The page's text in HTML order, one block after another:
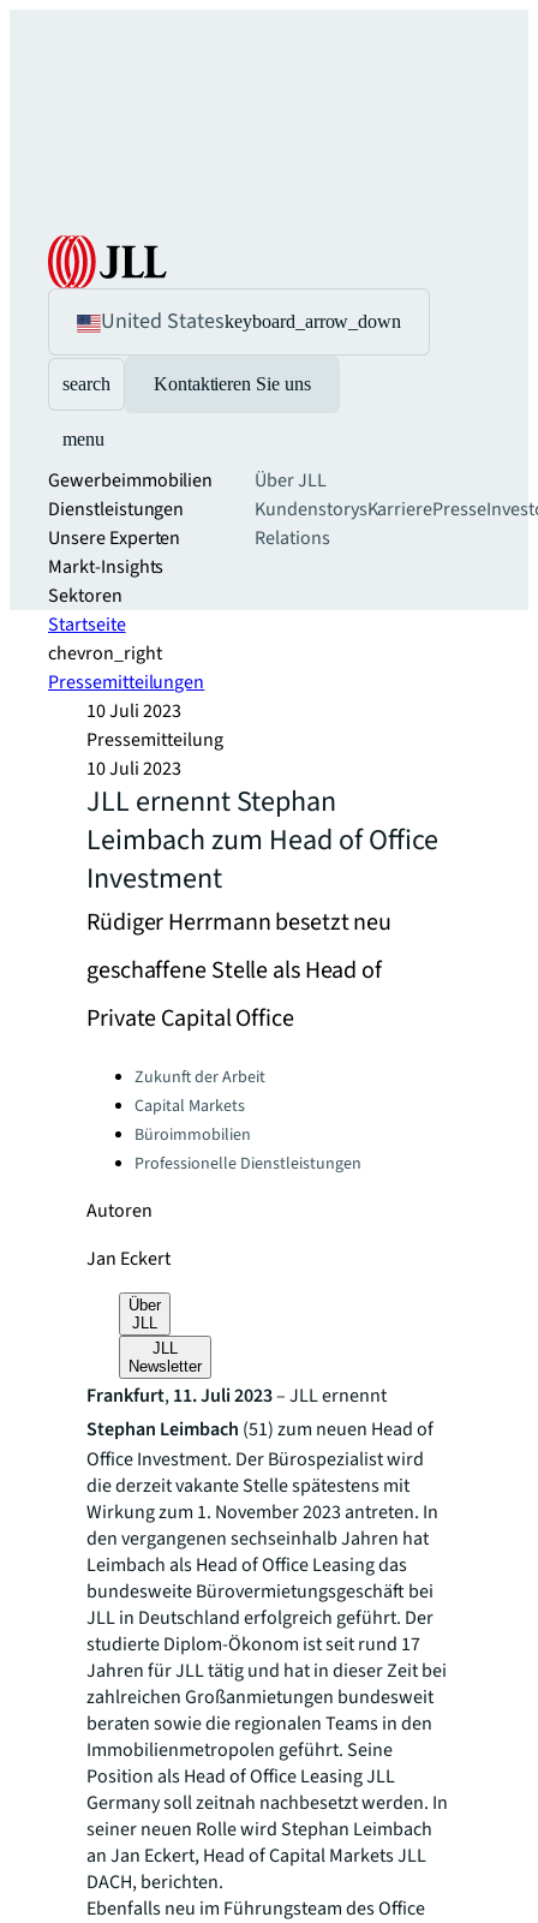
United Stateskeyboard_arrow_down
search Kontaktieren Sie uns
menu
Gewerbeimmobilien
Dienstleistungen
Unsere Experten
Markt-Insights
Sektoren​
Über JLL
KundenstorysKarrierePresse
Relations
Startseite
chevron_right
Pressemitteilungen
10 Juli 2023
Pressemitteilung
10 Juli 2023
JLL ernennt Stephan
Leimbach zum Head of Office
Investment
Rüdiger Herrmann besetzt neu
geschaffene Stelle als Head of
Private Capital Office
Categories:Zukunft der Arbeit
Capital Markets
Büroimmobilien
Professionelle Dienstleistungen
Autoren
Jan Eckert
Über
JLL
JLL
Newsletter
Frankfurt,11. Juli 2023– JLL ernennt
Stephan Leimbach (51) zum neuen Head of
Office Investment. Der Bürospezialist wird
die derzeit vakante Stelle spätestens mit
Wirkung zum 1. November 2023 antreten. In
den vergangenen sechseinhalb Jahren hat
Leimbach als Head of Office Leasing das
bundesweite Bürovermietungsgeschäft bei
JLL in Deutschland erfolgreich geführt. Der
studierte Diplom-Ökonom ist seit rund 17
Jahren für JLL tätig und hat in dieser Zeit bei
zahlreichen Großanmietungen bundesweit
beraten sowie die regionalen Teams in den
Immobilienmetropolen geführt. Seine
Position als Head of Office Leasing JLL
Germany soll zeitnah nachbesetzt werden. In
seiner neuen Rolle wird Stephan Leimbach
an Jan Eckert, Head of Capital Markets JLL
DACH, berichten.
Ebenfalls neu im Führungsteam des Office